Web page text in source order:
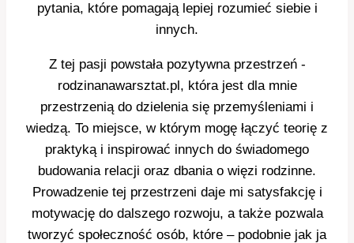
pytania, które pomagają lepiej rozumieć siebie i
innych.
Z tej pasji powstała pozytywna przestrzeń -
rodzinanawarsztat.pl, która jest dla mnie
przestrzenią do dzielenia się przemyśleniami i
wiedzą. To miejsce, w którym mogę łączyć teorię z
praktyką i inspirować innych do świadomego
budowania relacji oraz dbania o więzi rodzinne.
Prowadzenie tej przestrzeni daje mi satysfakcję i
motywację do dalszego rozwoju, a także pozwala
tworzyć społeczność osób, które – podobnie jak ja